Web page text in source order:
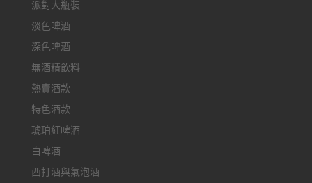
派對大瓶裝
淡色啤酒
深色啤酒
無酒精飲料
熱賣酒款
特色酒款
琥珀紅啤酒
白啤酒
西打酒與氣泡酒